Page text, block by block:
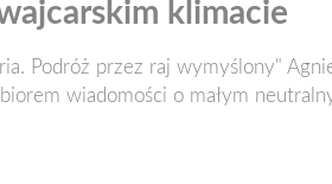
klimacie
Podróż przez raj wymyślony"
wiadomości o małym